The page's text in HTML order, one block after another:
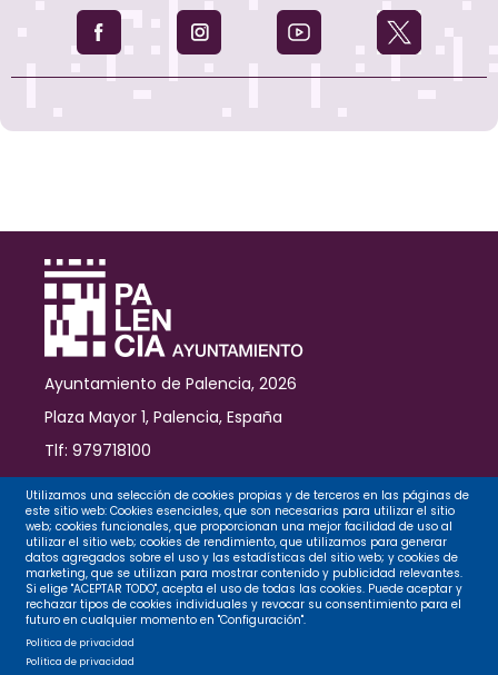
visita
Palencia
para
conocer
obras
Ciudad
de
Palencia
en
los
entornos
Cristo
Ayuntamiento de Palencia, 2026
Plaza Mayor 1, Palencia, España
Tlf: 979718100
Contacto
Legal
Privacidad
Utilizamos una selección de cookies propias y de terceros en las páginas de
este sitio web: Cookies esenciales, que son necesarias para utilizar el sitio
web; cookies funcionales, que proporcionan una mejor facilidad de uso al
utilizar el sitio web; cookies de rendimiento, que utilizamos para generar
datos agregados sobre el uso y las estadísticas del sitio web; y cookies de
marketing, que se utilizan para mostrar contenido y publicidad relevantes.
Si elige "ACEPTAR TODO", acepta el uso de todas las cookies. Puede aceptar y
rechazar tipos de cookies individuales y revocar su consentimiento para el
futuro en cualquier momento en "Configuración".
Política de privacidad
Política de privacidad